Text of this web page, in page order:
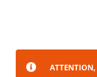
ATTENTION,